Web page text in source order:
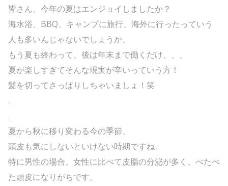
皆さん、今年の夏はエンジョイしましたか？
海水浴、BBQ、キャンプに旅行、海外に行ったっていう
人も多いんじゃないでしょうか、
もう夏も終わって、後は年末まで働くだけ、、、
夏が楽しすぎてそんな現実が辛いっていう方！
髪を切ってさっぱりしちゃいましょ！笑
.
.
夏から秋に移り変わる今の季節、
頭皮も気にしないといけない時期ですね。
特に男性の場合、女性に比べて皮脂の分泌が多く、べたべ
た頭皮になりがちです。